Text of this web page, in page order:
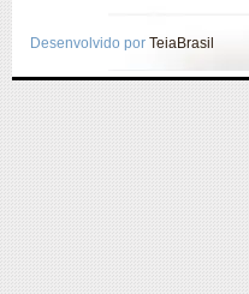
Desenvolvido por TeiaBrasil